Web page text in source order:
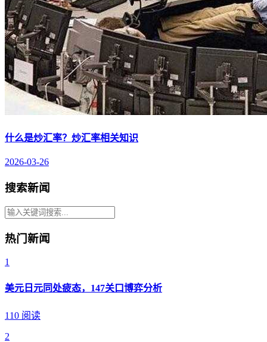
什么是炒汇率？炒汇率相关知识
2026-03-26
搜索新闻
热门新闻
1
美元日元同处疲态，147关口博弈分析
110 阅读
2